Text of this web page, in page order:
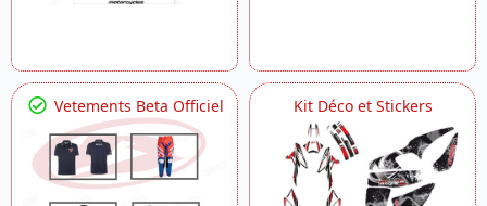
Vetements Beta Officiel Kit Déco et Stickers